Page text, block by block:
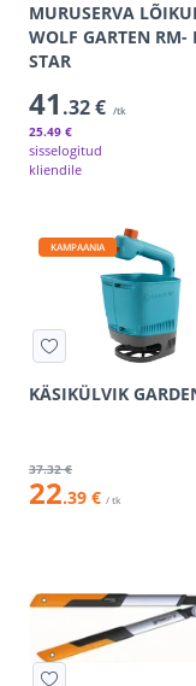
MURUSERVA
WOLF GARTEN RM-
STAR
41 .32 € /tk
25.49 €
sisselogitud
kliendile
KAMPAANIA
KÄSIKÜLVIK
37.32 €
22.39 € / tk